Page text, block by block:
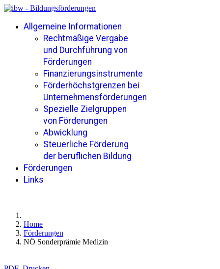
Allgemeine Informationen
Rechtmäßige Vergabe
und Durchführung von
Förderungen
Finanzierungsinstrumente
Förderhöchstgrenzen bei
Unternehmensförderungen
Spezielle Zielgruppen
von Förderungen
Abwicklung
Steuerliche Förderung
der beruflichen Bildung
Förderungen
Links
Home
Förderungen
NÖ Sonderprämie Medizin